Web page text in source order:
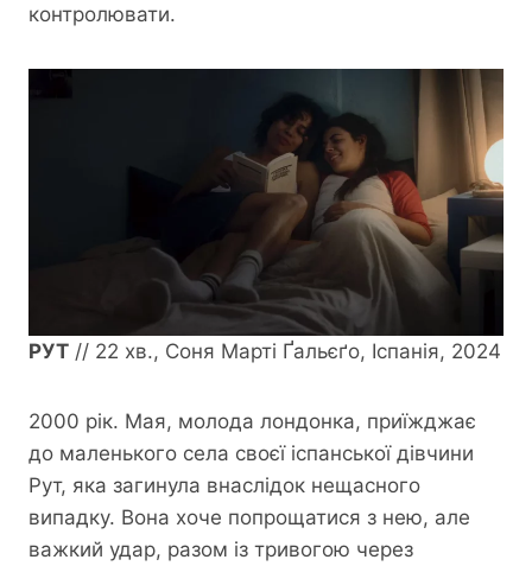
контролювати.
РУТ // 22 хв., Соня Марті Ґальєґо, Іспанія, 2024
2000 рік. Мая, молода лондонка, приїжджає
до маленького села своєї іспанської дівчини
Рут, яка загинула внаслідок нещасного
випадку. Вона хоче попрощатися з нею, але
важкий удар, разом із тривогою через